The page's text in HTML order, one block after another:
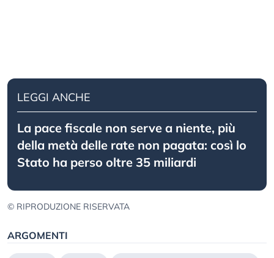
LEGGI ANCHE
La pace fiscale non serve a niente, più
della metà delle rate non pagata: così lo
Stato ha perso oltre 35 miliardi
© RIPRODUZIONE RISERVATA
ARGOMENTI